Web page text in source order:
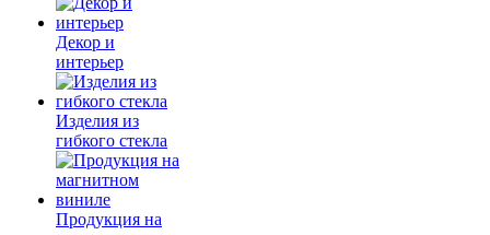
Декор и
интерьер
Изделия из
гибкого стекла
Продукция на